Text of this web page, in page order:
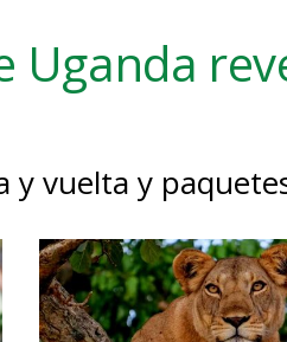
Uganda
vuelta y